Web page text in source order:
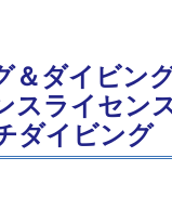
＆ダイビン
スライセン
ダイビング